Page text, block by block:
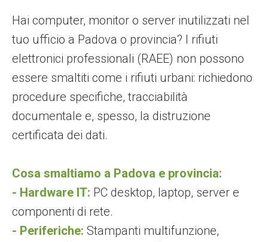
Hai computer, monitor o server inutilizzati nel
tuo ufficio a Padova o provincia? I rifiuti
elettronici professionali (RAEE) non possono
essere smaltiti come i rifiuti urbani: richiedono
procedure specifiche, tracciabilità
documentale e, spesso, la distruzione
certificata dei dati.
Cosa smaltiamo a Padova e provincia:
- Hardware IT: PC desktop, laptop, server e
componenti di rete.
- Periferiche: Stampanti multifunzione,